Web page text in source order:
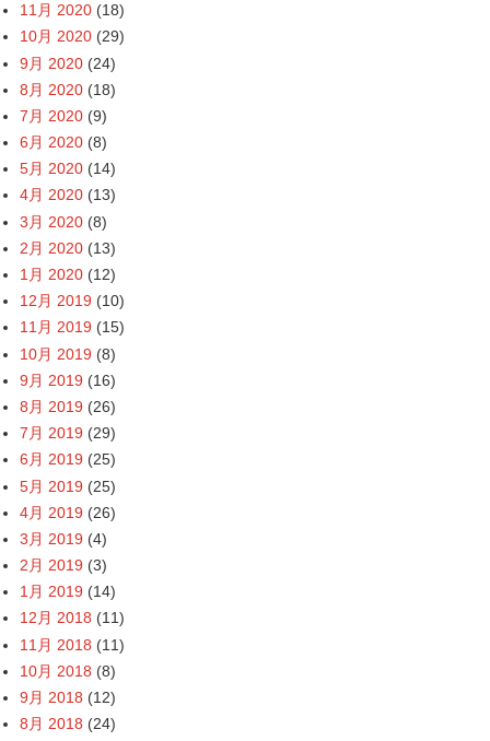
11月 2020 (18)
10月 2020 (29)
9月 2020 (24)
8月 2020 (18)
7月 2020 (9)
6月 2020 (8)
5月 2020 (14)
4月 2020 (13)
3月 2020 (8)
2月 2020 (13)
1月 2020 (12)
12月 2019 (10)
11月 2019 (15)
10月 2019 (8)
9月 2019 (16)
8月 2019 (26)
7月 2019 (29)
6月 2019 (25)
5月 2019 (25)
4月 2019 (26)
3月 2019 (4)
2月 2019 (3)
1月 2019 (14)
12月 2018 (11)
11月 2018 (11)
10月 2018 (8)
9月 2018 (12)
8月 2018 (24)